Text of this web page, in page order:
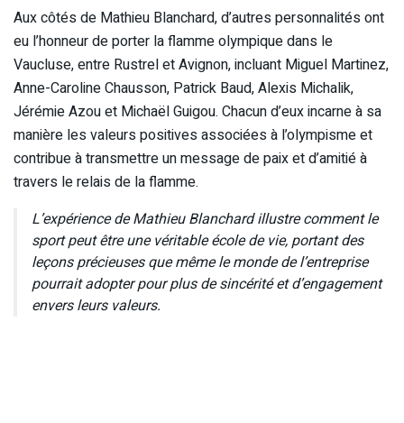
Aux côtés de Mathieu Blanchard, d’autres personnalités ont
eu l’honneur de porter la flamme olympique dans le
Vaucluse, entre Rustrel et Avignon, incluant Miguel Martinez,
Anne-Caroline Chausson, Patrick Baud, Alexis Michalik,
Jérémie Azou et Michaël Guigou. Chacun d’eux incarne à sa
manière les valeurs positives associées à l’olympisme et
contribue à transmettre un message de paix et d’amitié à
travers le relais de la flamme.
L’expérience de Mathieu Blanchard illustre comment le
sport peut être une véritable école de vie, portant des
leçons précieuses que même le monde de l’entreprise
pourrait adopter pour plus de sincérité et d’engagement
envers leurs valeurs.